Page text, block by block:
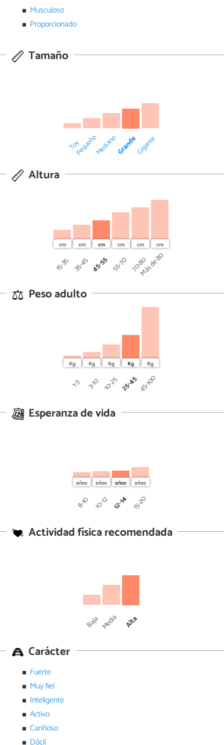
Musculoso
Proporcionado
Tamaño
Toy
PequeñoMedianoGrandeGigante
Altura
15-35 35-45 45-55 55-70 70-80
Más de 80
Peso adulto
1-3 3-10 10-25 25-4545-100
Esperanza de vida
8-10 10-12 12-14 15-20
Actividad física recomendada
Baja Media Alta
Carácter
Fuerte
Muy fiel
Inteligente
Activo
Cariñoso